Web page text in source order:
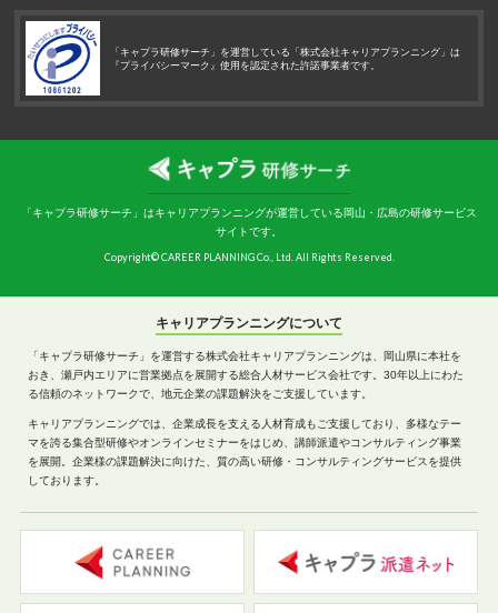
「キャプラ研修サーチ」を運営している「株式会社キャリアプランニング」は
『プライバシーマーク』使用を認定された許諾事業者です。
「キャプラ研修サーチ」はキャリアプランニングが運営している岡山・広島の研修サービス
サイトです。
Copyright© CAREER PLANNING Co., Ltd. All Rights Reserved.
キャリアプランニングについて
「キャプラ研修サーチ」を運営する株式会社キャリアプランニングは、岡山県に本社を
おき、瀬戸内エリアに営業拠点を展開する総合人材サービス会社です。30年以上にわた
る信頼のネットワークで、地元企業の課題解決をご支援しています。
キャリアプランニングでは、企業成長を支える人材育成もご支援しており、多様なテー
マを誇る集合型研修やオンラインセミナーをはじめ、講師派遣やコンサルティング事業
を展開。企業様の課題解決に向けた、質の高い研修・コンサルティングサービスを提供
しております。